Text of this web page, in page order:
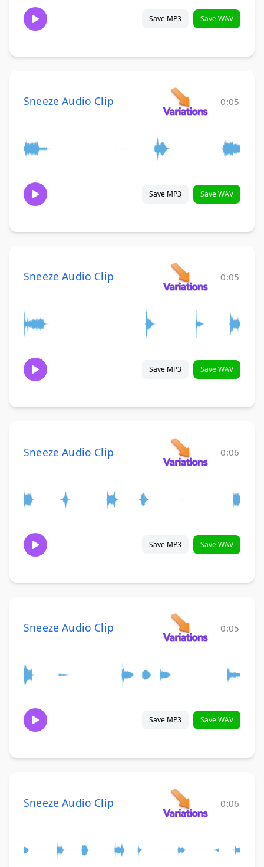
Save MP3 Save WAV
Sneeze Audio Clip 0:05
Save MP3 Save WAV
Sneeze Audio Clip 0:05
Save MP3 Save WAV
Sneeze Audio Clip 0:06
Save MP3 Save WAV
Sneeze Audio Clip 0:05
Save MP3 Save WAV
Sneeze Audio Clip 0:06